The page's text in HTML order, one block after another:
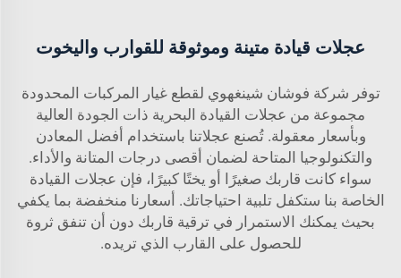
عجلات قيادة متينة وموثوقة للقوارب واليخوت
توفر شركة فوشان شينغهوي لقطع غيار المركبات المحدودة
مجموعة من عجلات القيادة البحرية ذات الجودة العالية
وبأسعار معقولة. تُصنع عجلاتنا باستخدام أفضل المعادن
والتكنولوجيا المتاحة لضمان أقصى درجات المتانة والأداء.
سواء كانت قاربك صغيرًا أو يختًا كبيرًا، فإن عجلات القيادة
الخاصة بنا ستكفل تلبية احتياجاتك. أسعارنا منخفضة بما يكفي
بحيث يمكنك الاستمرار في ترقية قاربك دون أن تنفق ثروة
للحصول على القارب الذي تريده.